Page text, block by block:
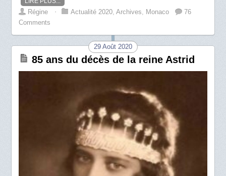
Régine ⋅ Actualité 2020,Archives, Monaco
76
Comments
29 Août 2020
85 ans du décès de la reine Astrid